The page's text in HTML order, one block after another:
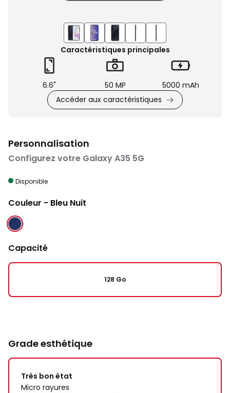
Caractéristiques principales
6.6" 50 MP
5000 mAh
Accéder aux caractéristiques
Personnalisation
Configurez votre Galaxy A35 5G
Disponible
Couleur - Bleu Nuit
BLEU NUIT
Capacité
128 Go
Grade esthétique
Très bon état
Micro rayures